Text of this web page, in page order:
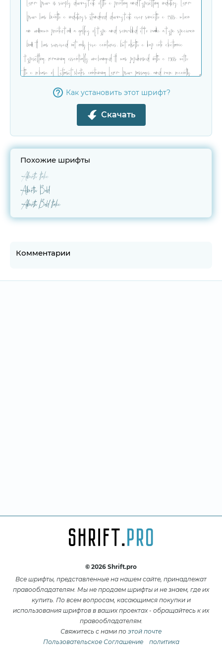
Как установить этот шрифт?
Скачать
Похожие шрифты
Alberth Italic
Alberth Bold
Alberth Bold Italic
Комментарии
© 2026 Shrift.pro
Все шрифты, представленные на нашем сайте, принадлежат
правообладателям. Мы не продаем шрифты и не знаем, где их
купить. По всем вопросам, касающимся покупки и
использования шрифтов в ваших проектах - обращайтесь к их
правообладателям.
Свяжитесь с нами по этой почте
Пользовательское Соглашение
политика